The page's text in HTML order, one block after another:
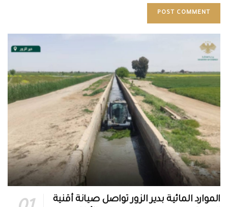
الموارد المائية بدير الزور تواصل صيانة أقنية